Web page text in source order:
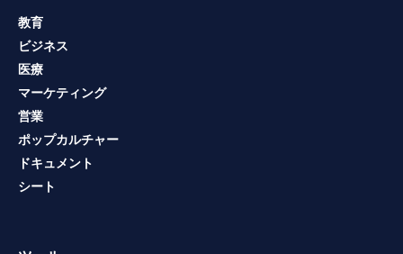
教育
ビジネス
医療
マーケティング
営業
ポップカルチャー
ドキュメント
シート